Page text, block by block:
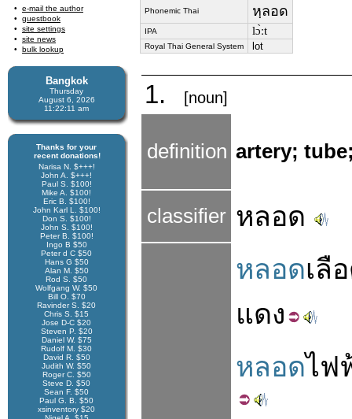
e-mail the author
guestbook
site settings
site news
bulk lookup
Bangkok
Thursday
August 6, 2026
11:22:12 am
Thanks for your
recent donations!
Narisa N. $+++!
John A. $+++!
Paul S. $100!
Mike A. $100!
Eric B. $100!
John Karl L. $100!
Don S. $100!
John S. $100!
Peter B. $100!
Ingo B $50
Peter d C $50
Hans G $50
Alan M. $50
Rod S. $50
Wolfgang W. $50
Bill O. $70
Ravinder S. $20
Chris S. $15
Jose D-C $20
Steven P. $20
Daniel W. $75
Rudolf M. $30
David R. $50
Judith W. $50
Roger C. $50
Steve D. $50
Sean F. $50
Paul G. B. $50
xsinventory $20
Phonemic Thai หฺลอด
IPA lɔ̀ːt
Royal Thai General System lot
1. [noun]
definition artery;
classifier หลอด
หลอดเลื
แดง
หลอดไฟ